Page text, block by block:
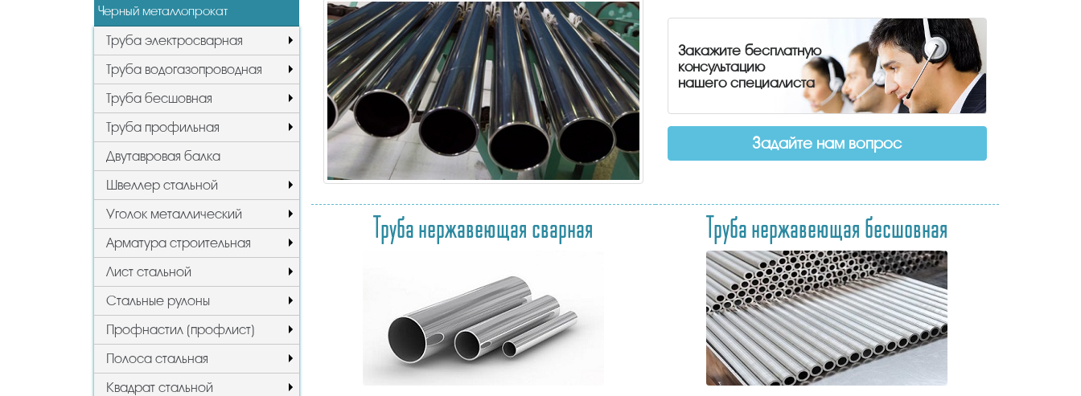
Черный металлопрокат
Труба электросварная
Труба водогазопроводная
Труба бесшовная
Труба профильная
Двутавровая балка
Швеллер стальной
Уголок металлический
Арматура строительная
Лист стальной
Стальные рулоны
Профнастил (профлист)
Полоса стальная
Квадрат стальной
Закажите бесплатную
консультацию
нашего специалиста
Задайте нам вопрос
Труба нержавеющая сварная Труба нержавеющая бесшовная